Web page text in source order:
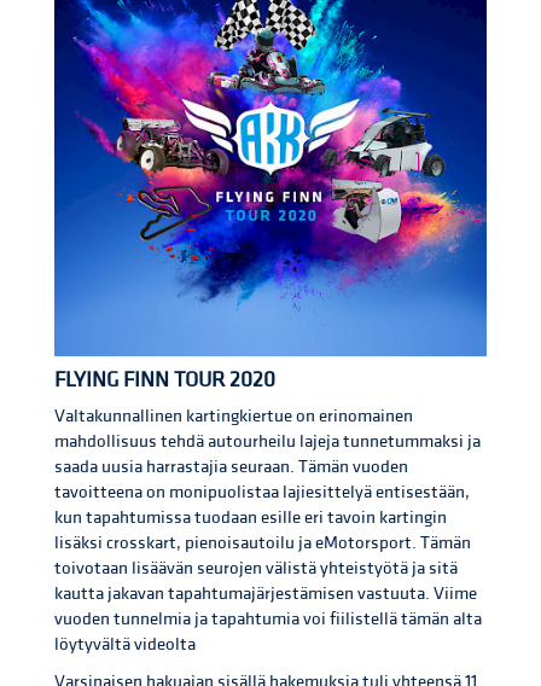
FLYING FINN TOUR 2020
Valtakunnallinen kartingkiertue on erinomainen
mahdollisuus tehdä autourheilu lajeja tunnetummaksi ja
saada uusia harrastajia seuraan. Tämän vuoden
tavoitteena on monipuolistaa lajiesittelyä entisestään,
kun tapahtumissa tuodaan esille eri tavoin kartingin
lisäksi crosskart, pienoisautoilu ja eMotorsport. Tämän
toivotaan lisäävän seurojen välistä yhteistyötä ja sitä
kautta jakavan tapahtumajärjestämisen vastuuta. Viime
vuoden tunnelmia ja tapahtumia voi fiilistellä tämän alta
löytyvältä videolta